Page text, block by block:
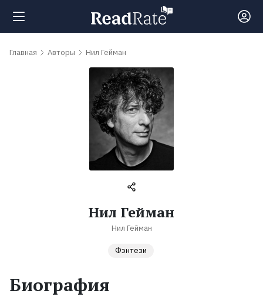
Поиск
Жанры
Главная Авторы Нил Гейман
Нил Гейман
Нил Гейман
Фэнтези
Биография